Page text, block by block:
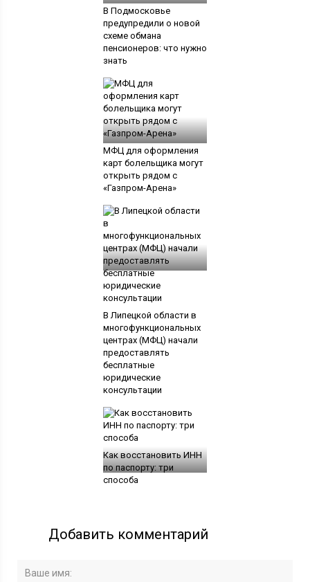
В Подмосковье
предупредили о новой
схеме обмана
пенсионеров: что нужно
знать
МФЦ для оформления
карт болельщика могут
открыть рядом с
«Газпром-Арена»
В Липецкой области в
многофункциональных
центрах (МФЦ) начали
предоставлять
бесплатные
юридические
консультации
Как восстановить ИНН
по паспорту: три
способа
Добавить комментарий